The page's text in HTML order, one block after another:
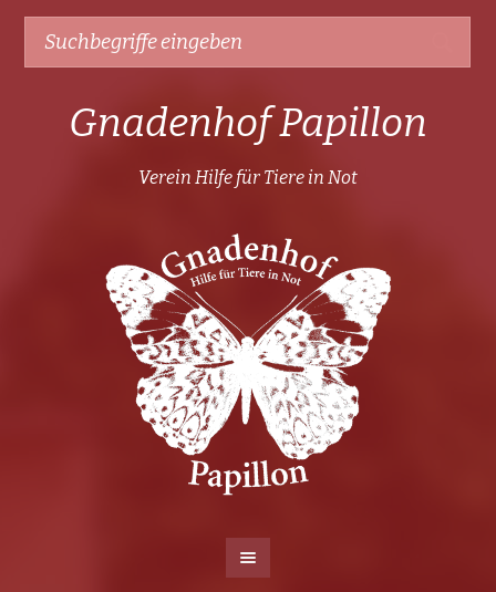
Gnadenhof Papillon
Verein Hilfe für Tiere in Not